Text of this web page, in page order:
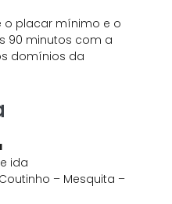
o placar mínimo e o
90 minutos com a
domínios da
ida
– Mesquita –